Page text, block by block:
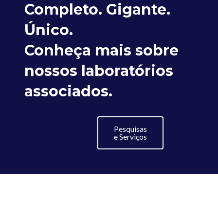
Completo. Gigante.
Único.
Conheça mais sobre
nossos laboratórios
associados.
Pesquisas
e Serviços